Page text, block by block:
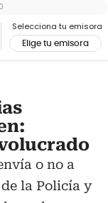
Selecciona tu emisora
Elige tu emisora
o no a
la Policía y